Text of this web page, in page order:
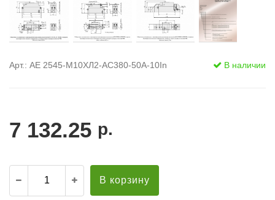
Арт.: АЕ 2545-М10ХЛ2-AC380-50А-10In В наличии
7 132.25 р.
В корзину